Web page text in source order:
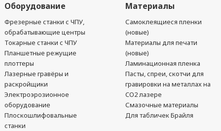
Оборудование
Фрезерные станки с ЧПУ,
обрабатывающие центры
Токарные станки с ЧПУ
Планшетные режущие
плоттеры
Лазерные гравёры и
раскройщики
Электроэрозионное
оборудование
Плоскошлифовальные
станки
Материалы
Самоклеящиеся пленки
(новые)
Материалы для печати
(новые)
Ламинационная пленка
Пасты, спреи, скотчи для
гравировки на металлах на
CO2 лазере
Смазочные материалы
Для табличек Брайля